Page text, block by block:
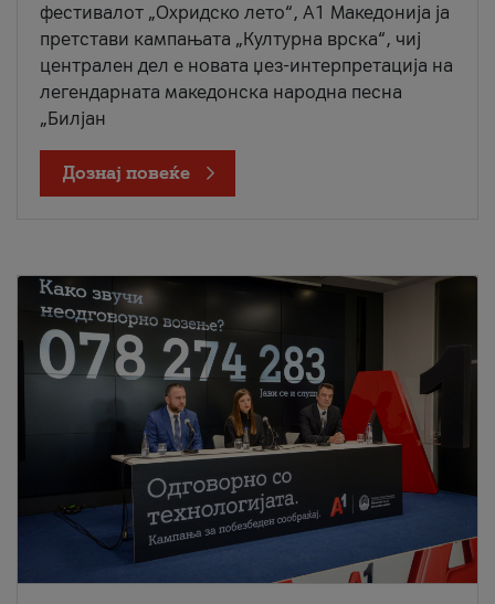
фестивалот „Охридско лето“, А1 Македонија ја
претстави кампањата „Културна врска“, чиј
централен дел е новата џез-интерпретација на
легендарната македонска народна песна
„Билјан
Дознај повеќе